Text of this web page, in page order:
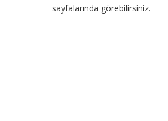
sayfalarında görebilirsiniz.